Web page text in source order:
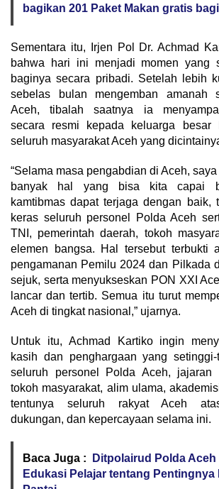
bagikan 201 Paket Makan gratis
Sementara itu, Irjen Pol Dr. Achmad
bahwa hari ini menjadi momen yang
baginya secara pribadi. Setelah lebih
sebelas bulan mengemban amanah
Aceh, tibalah saatnya ia
secara resmi kepada keluarga besar
seluruh masyarakat Aceh yang
“Selama masa pengabdian di Aceh,
banyak hal yang bisa kita capai
kamtibmas dapat terjaga dengan baik,
keras seluruh personel Polda Aceh
TNI, pemerintah daerah, tokoh
elemen bangsa. Hal tersebut terbukti
pengamanan Pemilu 2024 dan Pilkada
sejuk, serta menyukseskan PON XXI
lancar dan tertib. Semua itu turut
Aceh di tingkat nasional,” ujarnya.
Untuk itu, Achmad Kartiko ingin
kasih dan penghargaan yang
seluruh personel Polda Aceh, jajaran
tokoh masyarakat, alim ulama,
tentunya seluruh rakyat Aceh
dukungan, dan kepercayaan selama ini.
Baca Juga :
Ditpolairud Polda
Edukasi Pelajar tentang Pentingnya